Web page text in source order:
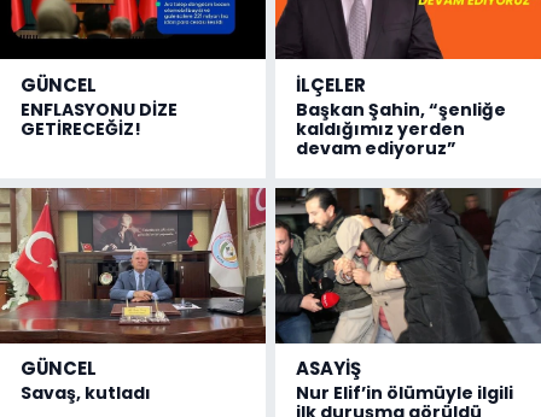
GÜNCEL
ENFLASYONU DİZE
GETİRECEĞİZ!
İLÇELER
Başkan Şahin, “şenliğe
kaldığımız yerden
devam ediyoruz”
GÜNCEL
Savaş, kutladı
ASAYİŞ
Nur Elif’in ölümüyle ilgili